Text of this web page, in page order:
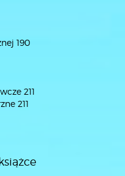
190
211
211